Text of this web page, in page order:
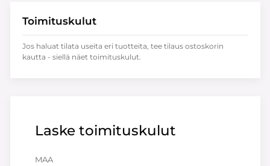
Laske toimituskulut
MAA
Toimituskulut
Jos haluat tilata useita eri tuotteita, tee tilaus ostoskorin
kautta - siellä näet toimituskulut.